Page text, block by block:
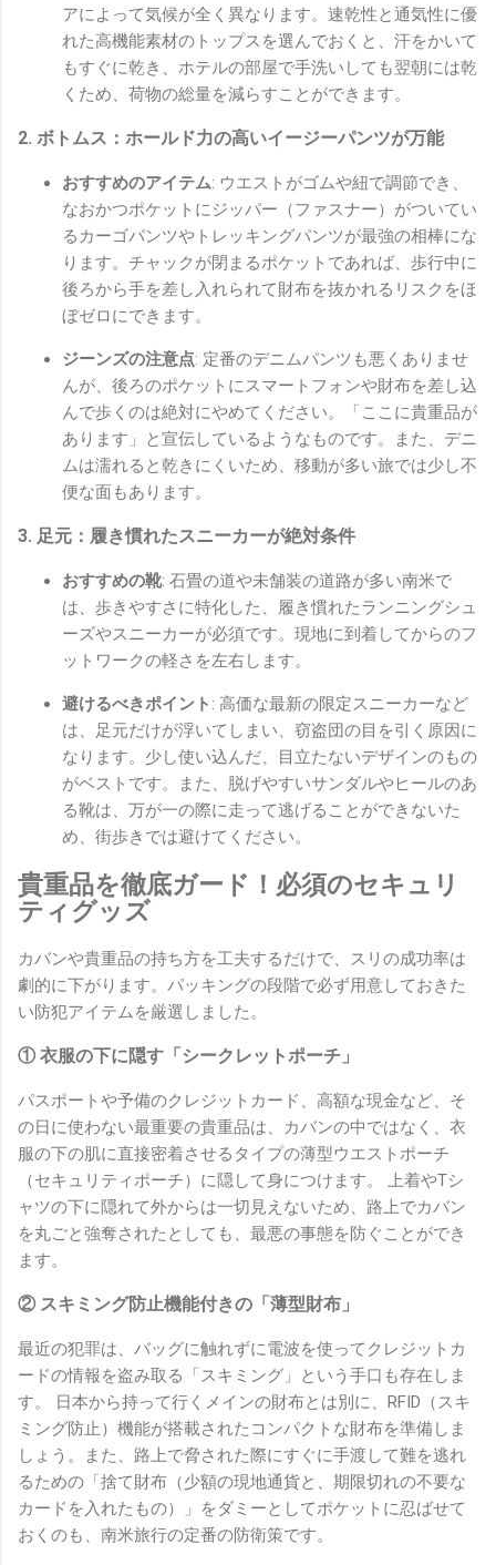
アによって気候が全く異なります。速乾性と通気性に優
れた高機能素材のトップスを選んでおくと、汗をかいて
もすぐに乾き、ホテルの部屋で手洗いしても翌朝には乾
くため、荷物の総量を減らすことができます。
2. ボトムス：ホールド力の高いイージーパンツが万能
おすすめのアイテム: ウエストがゴムや紐で調節でき、
なおかつポケットにジッパー（ファスナー）がついてい
るカーゴパンツやトレッキングパンツが最強の相棒にな
ります。チャックが閉まるポケットであれば、歩行中に
後ろから手を差し入れられて財布を抜かれるリスクをほ
ぼゼロにできます。
ジーンズの注意点: 定番のデニムパンツも悪くありませ
んが、後ろのポケットにスマートフォンや財布を差し込
んで歩くのは絶対にやめてください。「ここに貴重品が
あります」と宣伝しているようなものです。また、デニ
ムは濡れると乾きにくいため、移動が多い旅では少し不
便な面もあります。
3. 足元：履き慣れたスニーカーが絶対条件
おすすめの靴: 石畳の道や未舗装の道路が多い南米で
は、歩きやすさに特化した、履き慣れたランニングシュ
ーズやスニーカーが必須です。現地に到着してからのフ
ットワークの軽さを左右します。
避けるべきポイント : 高価な最新の限定スニーカーなど
は、足元だけが浮いてしまい、窃盗団の目を引く原因に
なります。少し使い込んだ、目立たないデザインのもの
がベストです。また、脱げやすいサンダルやヒールのあ
る靴は、万が一の際に走って逃げることができないた
め、街歩きでは避けてください。
貴重品を徹底ガード！必須のセキュリ
ティグッズ
カバンや貴重品の持ち方を工夫するだけで、スリの成功率は
劇的に下がります。パッキングの段階で必ず用意しておきた
い防犯アイテムを厳選しました。
① 衣服の下に隠す「シークレットポーチ」
パスポートや予備のクレジットカード、高額な現金など、そ
の日に使わない最重要の貴重品は、カバンの中ではなく、衣
服の下の肌に直接密着させるタイプの薄型ウエストポーチ
（セキュリティポーチ）に隠して身につけます。 上着やTシ
ャツの下に隠れて外からは一切見えないため、路上でカバン
を丸ごと強奪されたとしても、最悪の事態を防ぐことができ
ます。
② スキミング防止機能付きの「薄型財布」
最近の犯罪は、バッグに触れずに電波を使ってクレジットカ
ードの情報を盗み取る「スキミング」という手口も存在しま
す。 日本から持って行くメインの財布とは別に、RFID（スキ
ミング防止）機能が搭載されたコンパクトな財布を準備しま
しょう。また、路上で脅された際にすぐに手渡して難を逃れ
るための「捨て財布（少額の現地通貨と、期限切れの不要な
カードを入れたもの）」をダミーとしてポケットに忍ばせて
おくのも、南米旅行の定番の防衛策です。